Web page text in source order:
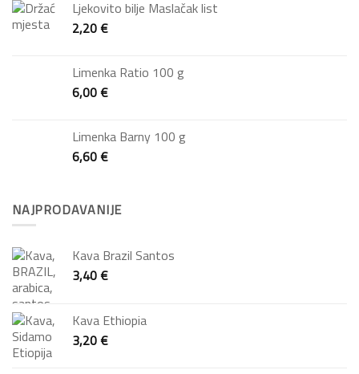
Ljekovito bilje Maslačak list
2,20€
Limenka Ratio 100 g
6,00€
Limenka Barny 100 g
6,60€
NAJPRODAVANIJE
Kava Brazil Santos
3,40€
Kava Ethiopia
3,20€